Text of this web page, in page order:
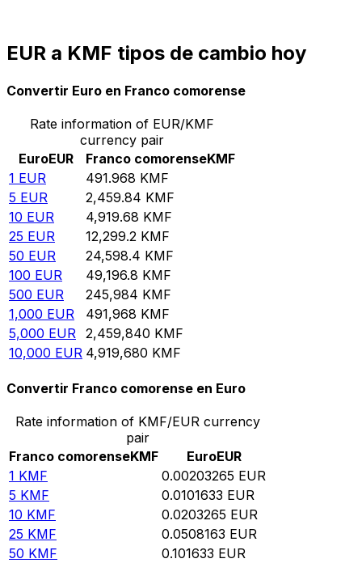
EUR a KMF tipos de cambio hoy
Convertir Euro en Franco comorense
Rate information of EUR/KMF
currency pair
EuroEUR Franco comorenseKMF
1 EUR 491.968 KMF
5 EUR 2,459.84 KMF
10 EUR 4,919.68 KMF
25 EUR 12,299.2 KMF
50 EUR 24,598.4 KMF
100 EUR 49,196.8 KMF
500 EUR 245,984 KMF
1,000 EUR 491,968 KMF
5,000 EUR 2,459,840 KMF
10,000 EUR 4,919,680 KMF
Convertir Franco comorense en Euro
Rate information of KMF/EUR currency
pair
Franco comorenseKMF EuroEUR
1 KMF 0.00203265 EUR
5 KMF 0.0101633 EUR
10 KMF 0.0203265 EUR
25 KMF 0.0508163 EUR
50 KMF 0.101633 EUR